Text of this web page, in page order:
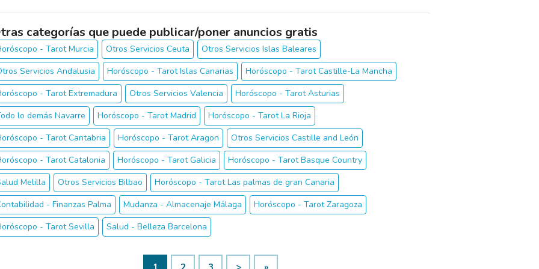
categorías que puede publicar/poner anuncios gratis
- Tarot Murcia Otros Servicios Ceuta
Otros Servicios Islas Baleares
Servicios Andalusia
Horóscopo - Tarot Islas Canarias
Horóscopo - Tarot Castille-La Mancha
- Tarot Extremadura
Otros Servicios Valencia
Horóscopo - Tarot Asturias
lo demás Navarre
Horóscopo - Tarot Madrid
Horóscopo - Tarot La Rioja
- Tarot Cantabria
Horóscopo - Tarot Aragon
Otros Servicios Castille and León
- Tarot Catalonia
Horóscopo - Tarot Galicia
Horóscopo - Tarot Basque Country
Melilla
Otros Servicios Bilbao
Horóscopo - Tarot Las palmas de gran Canaria
- Finanzas Palma
Mudanza - Almacenaje Málaga
Horóscopo - Tarot Zaragoza
- Tarot Sevilla
Salud - Belleza Barcelona